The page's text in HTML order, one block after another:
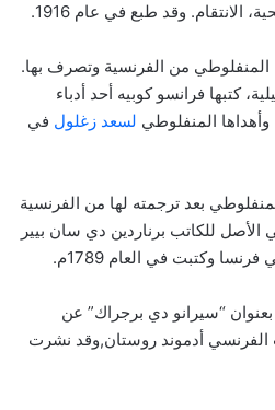
الانتقام. وقد طبع في عام 1916.
المنفلوطي من الفرنسية وتصرف بها.
كتبها فرانسو كوبيه أحد أدباء
المنفلوطي لسعد زغلول في
بعد ترجمته لها من الفرنسية
الأصل للكاتب برناردين دي سان بيير
وكتبت في العام 1789م.
“سيرانو دي برجراك” عن
أدموند روستان,وقد نشرت